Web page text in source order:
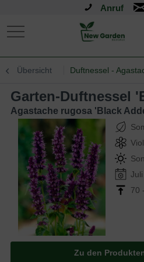
Anruf
Übersicht Duftnessel -
Garten-Duftnessel
Agastache rugosa 'Black
70
Zu den